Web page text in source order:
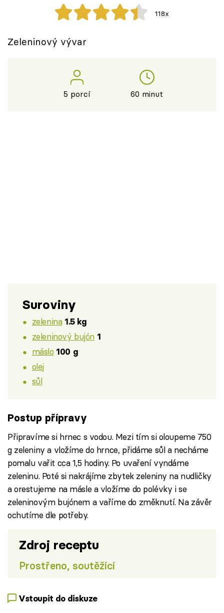
Speciál: Cuketa
Těhotnej kuchař
Přihlášení
118x
Zeleninový vývar
5 porcí 60 minut
Suroviny
zelenina 1.5 kg
zeleninový bujón 1
máslo 100 g
olej
sůl
Postup přípravy
Připravíme si hrnec s vodou. Mezi tím si oloupeme 750
g zeleniny a vložíme do hrnce, přidáme sůl a necháme
pomalu vařit cca 1,5 hodiny. Po uvaření vyndáme
zeleninu. Poté si nakrájíme zbytek zeleniny na nudličky
a orestujeme na másle a vložíme do polévky i se
zeleninovým bujónem a vaříme do změknutí. Na závěr
ochutíme dle potřeby.
Zdroj receptu
Prostřeno, soutěžící
Vstoupit do diskuze